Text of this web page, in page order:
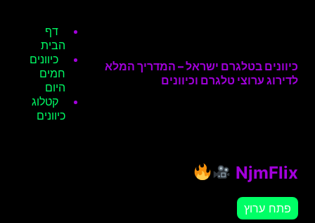
כיוונים בטלגרם ישראל – המדריך המלא
לדירוג ערוצי טלגרם וכיוונים
דף
הבית
כיוונים
חמים
היום
קטלוג
כיוונים
NjmFlix
פתח ערוץ